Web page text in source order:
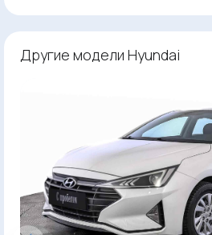
Другие модели Hyundai